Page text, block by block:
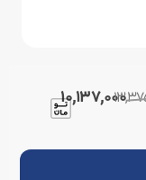
10,137,000